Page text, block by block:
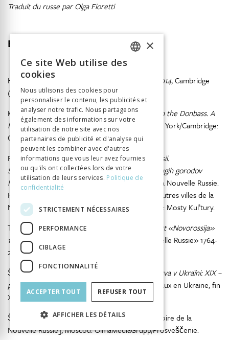
Traduit du russe par Olga Fioretti
Bibliographie
Herlihy Patricia (1991), Odessa: A History, 1794-1914, Cambridge
(MA): Harvard University Press.
Kuromiya Hiroaki (1998),Freedom and Terror in the Donbass. A
Russian-Ukrainian Borderland, 1870s-1990s
, New York/Cambridge:
Cambridge University Press.
Poliščuk Matvej (2002),Evrei Odessy i Novorossii.
Social’nopolitičeskaja istorija evreev Odessy i drugih gorodov
Novorossii 1881-1904 [Les Juifs d’Odessa et de la Nouvelle Russie.
Histoire sociopolitique des Juifs d’Odessa et d’autres villes de la
Nouvelle Russie 1881-1904], Jérusalem / Moscou: Mosty Kul’tury.
Turčenko Galina, Turčenko, Fedor (2015),
Proekt «Novorossija»
1764-2014. Jubilej na krovi
[Le Projet de «Nouvelle Russie» 1764-
2014. Un anniversaire sanglant], Zaporojié: ZNU.
Šandra Valentyna (2005),
General-gubernatorstva v Ukraïni: XIX –
počatok XX stolittja[Les gouvernements généraux en Ukraine, fin
XIX
-début XXess.], Kyiv: Instytut istoriï Ukraïni.
Šubin Aleksandr (2015),Istorija Novorossii
[Histoire de la
Nouvelle Russie], Moscou: OlmaMediaGrupp/Prosveščenie.
ITALIAN
×
Ce site Web utilise des
cookies
Nous utilisons des cookies pour
personnaliser le contenu, les publicités et
analyser notre trafic. Nous partageons
également des informations sur votre
utilisation de notre site avec nos
partenaires de publicité et d'analyse qui
peuvent les combiner avec d'autres
informations que vous leur avez fournies
ou qu'ils ont collectées lors de votre
utilisation de leurs services. Politique de
confidentialité
STRICTEMENT NÉCESSAIRES
PERFORMANCE
CIBLAGE
FONCTIONNALITÉ
ACCEPTER TOUT REFUSER TOUT
AFFICHER LES DÉTAILS